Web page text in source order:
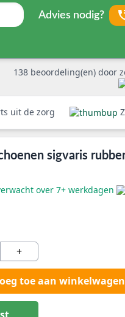
Advies nodig?
138 beoordeling(en) door
uit de zorg
sigvaris
over 7+ werkdagen
+
toe aan winkelwagen